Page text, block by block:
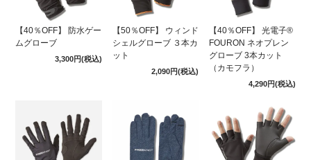
【40％OFF】 防水ゲー
ムグローブ
3,300円(税込)
【50％OFF】 ウィンド
シェルグローブ ３本カ
ット
2,090円(税込)
【40％OFF】 光電子®
FOURON ネオプレン
グローブ 3本カット
（カモフラ）
4,290円(税込)